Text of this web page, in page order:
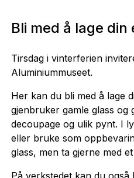
Bli med å lage
Tirsdag i vinterferien
Aluminiummuseet.
Her kan du bli med å lage
gjenbruker gamle glass og
decoupage og ulik pynt. I
eller bruke som
glass, men ta gjerne med
På verkstedet kan du også